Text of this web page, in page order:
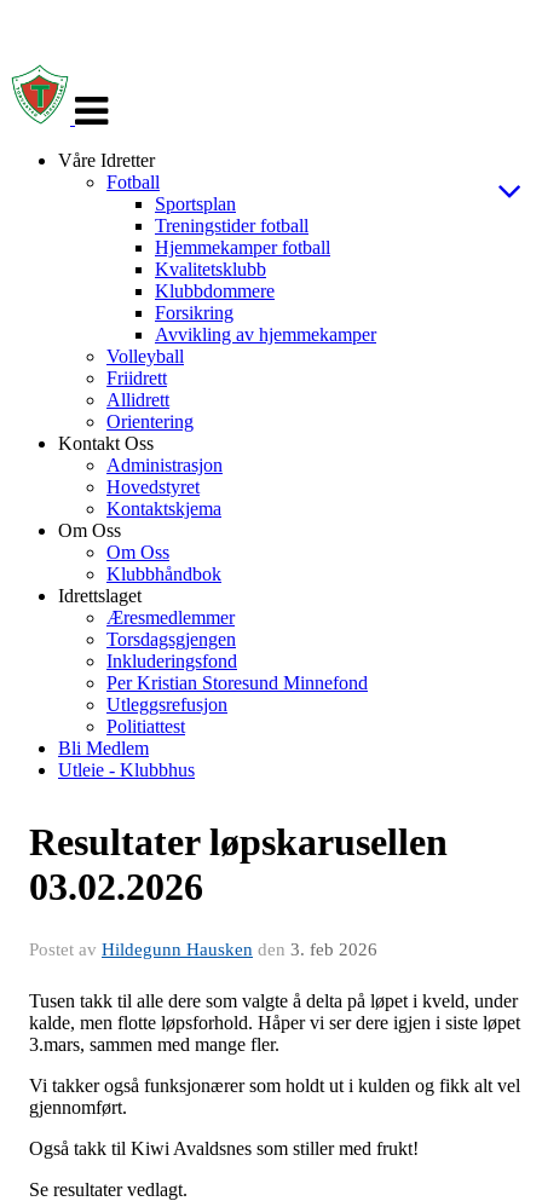
navigasjon
Våre Idretter
Fotball
Sportsplan
Treningstider fotball
Hjemmekamper fotball
Kvalitetsklubb
Klubbdommere
Forsikring
Avvikling av hjemmekamper
Volleyball
Friidrett
Allidrett
Orientering
Kontakt Oss
Administrasjon
Hovedstyret
Kontaktskjema
Om Oss
Om Oss
Klubbhåndbok
Idrettslaget
Æresmedlemmer
Torsdagsgjengen
Inkluderingsfond
Per Kristian Storesund Minnefond
Utleggsrefusjon
Politiattest
Bli Medlem
Utleie - Klubbhus
Resultater løpskarusellen
03.02.2026
Postet av Hildegunn Hausken den 3. feb 2026
Tusen takk til alle dere som valgte å delta på løpet i kveld, under
kalde, men flotte løpsforhold. Håper vi ser dere igjen i siste løpet
3.mars, sammen med mange fler.
Vi takker også funksjonærer som holdt ut i kulden og fikk alt vel
gjennomført.
Også takk til Kiwi Avaldsnes som stiller med frukt!
Se resultater vedlagt.